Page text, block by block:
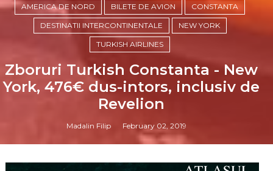
AMERICA DE NORD BILETE DE AVION CONSTANTA
DESTINATII INTERCONTINENTALE NEW YORK
TURKISH AIRLINES
Zboruri Turkish Constanta - New
York, 476€ dus-intors, inclusiv de
Revelion
Madalin Filip February 02, 2019